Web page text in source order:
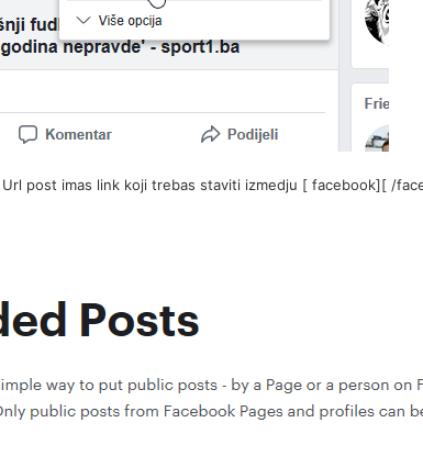
post imas link koji trebas staviti izmedju [ facebook][ /